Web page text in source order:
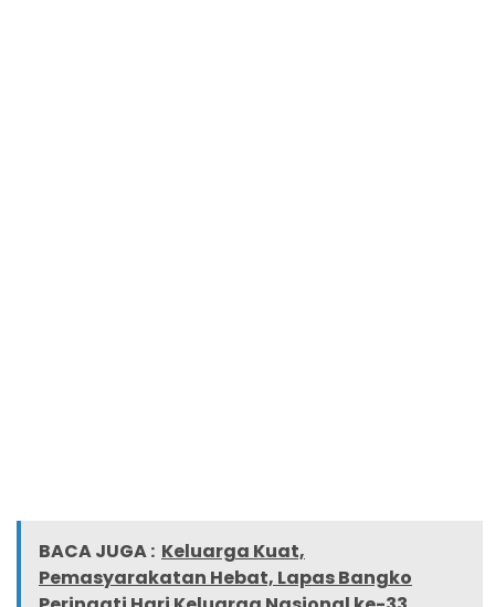
BACA JUGA : Keluarga Kuat,
Pemasyarakatan Hebat, Lapas Bangko